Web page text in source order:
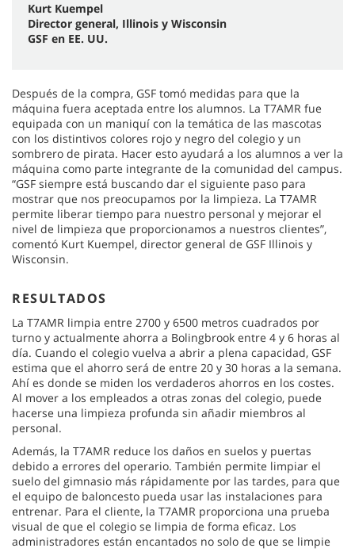
Kurt Kuempel
Director general, Illinois y Wisconsin
GSF en EE. UU.
Después de la compra, GSF tomó medidas para que la
máquina fuera aceptada entre los alumnos. La T7AMR fue
equipada con un maniquí con la temática de las mascotas
con los distintivos colores rojo y negro del colegio y un
sombrero de pirata. Hacer esto ayudará a los alumnos a ver la
máquina como parte integrante de la comunidad del campus.
“GSF siempre está buscando dar el siguiente paso para
mostrar que nos preocupamos por la limpieza. La T7AMR
permite liberar tiempo para nuestro personal y mejorar el
nivel de limpieza que proporcionamos a nuestros clientes”,
comentó Kurt Kuempel, director general de GSF Illinois y
Wisconsin.
RESULTADOS
La T7AMR limpia entre 2700 y 6500 metros cuadrados por
turno y actualmente ahorra a Bolingbrook entre 4 y 6 horas al
día. Cuando el colegio vuelva a abrir a plena capacidad, GSF
estima que el ahorro será de entre 20 y 30 horas a la semana.
Ahí es donde se miden los verdaderos ahorros en los costes.
Al mover a los empleados a otras zonas del colegio, puede
hacerse una limpieza profunda sin añadir miembros al
personal.
Además, la T7AMR reduce los daños en suelos y puertas
debido a errores del operario. También permite limpiar el
suelo del gimnasio más rápidamente por las tardes, para que
el equipo de baloncesto pueda usar las instalaciones para
entrenar. Para el cliente, la T7AMR proporciona una prueba
visual de que el colegio se limpia de forma eficaz. Los
administradores están encantados no solo de que se limpie